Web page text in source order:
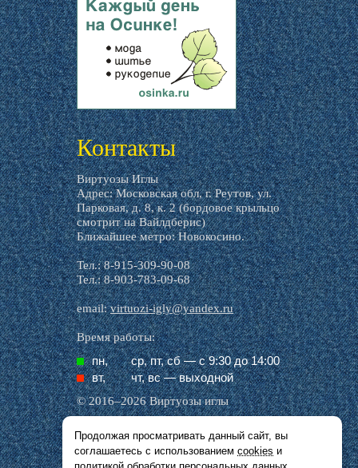
livemaster.ru
Контакты
Виртуозы Иглы
Адрес: Московская обл, г. Реутов, ул.
Парковая, д. 8, к. 2 (бордовое крыльцо
смотрит на Вайлдберис)
Ближайшее метро: Новокосино.
Тел.: 8-915-309-90-08
Тел.: 8-903-783-09-68
email:virtuozi-igly@yandex.ru
Время работы:
пн,
ср, пт, cб — с 9:30 до 14:00
вт,
чт, вс — выходной
© 2016–2026 Виртуозы иглы
Все названия производителей, символика и
описания, присутствующие в наших картинках
Продолжая просматривать данный сайт, вы
соглашаетесь с использованием cookies и